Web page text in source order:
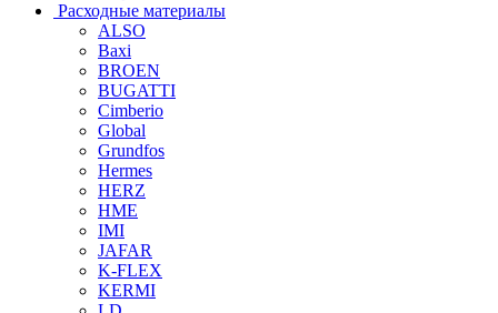
Расходные материалы
ALSO
Baxi
BROEN
BUGATTI
Cimberio
Global
Grundfos
Hermes
HERZ
HME
IMI
JAFAR
K-FLEX
KERMI